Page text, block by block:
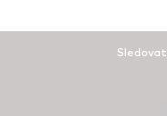
Sledovat